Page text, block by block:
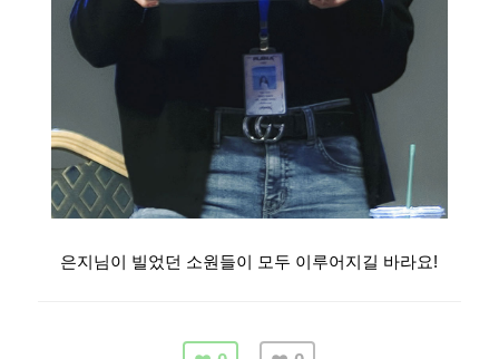
은지님이 빌었던 소원들이 모두 이루어지길 바라요!